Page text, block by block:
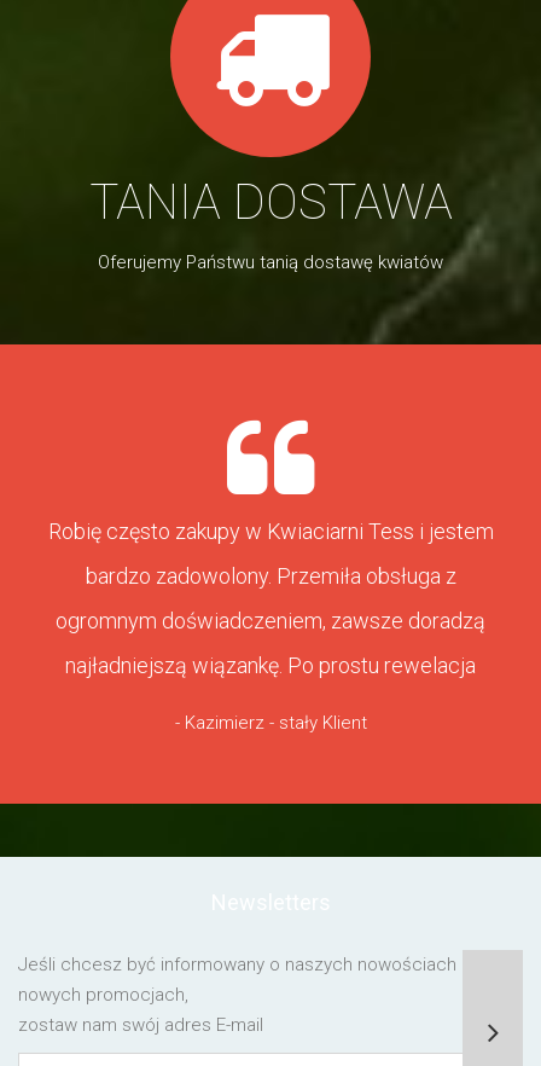
TANIA DOSTAWA
Oferujemy Państwu tanią dostawę kwiatów
Robię często zakupy w Kwiaciarni Tess i jestem
bardzo zadowolony. Przemiła obsługa z
ogromnym doświadczeniem, zawsze doradzą
najładniejszą wiązankę. Po prostu rewelacja
- Kazimierz - stały Klient
Jeśli chcesz być informowany o naszych nowościach lub o
nowych promocjach,
zostaw nam swój adres E-mail